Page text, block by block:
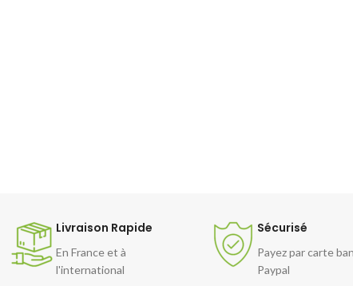
Livraison Rapide
En France et à
l'international
Sécurisé
Payez par carte
Paypal